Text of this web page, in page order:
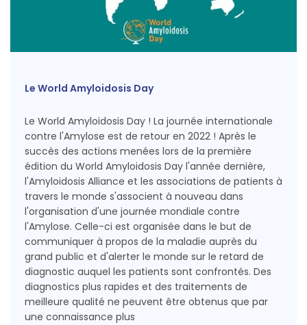
Le World Amyloidosis Day
Le World Amyloidosis Day ! La journée internationale
contre l'Amylose est de retour en 2022 ! Après le
succès des actions menées lors de la première
édition du World Amyloidosis Day l'année dernière,
l'Amyloidosis Alliance et les associations de patients à
travers le monde s'associent à nouveau dans
l'organisation d'une journée mondiale contre
l'Amylose. Celle-ci est organisée dans le but de
communiquer à propos de la maladie auprès du
grand public et d'alerter le monde sur le retard de
diagnostic auquel les patients sont confrontés. Des
diagnostics plus rapides et des traitements de
meilleure qualité ne peuvent être obtenus que par
une connaissance plus